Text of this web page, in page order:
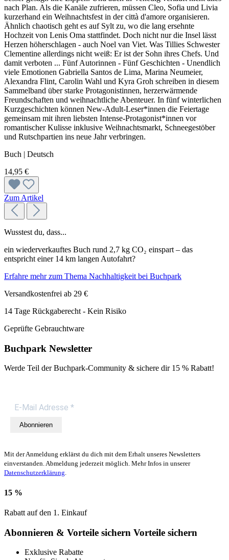
nach Plan. Als die Kanäle zufrieren, müssen Cleo, Sofia und Livia
kurzerhand ein Weihnachtsfest in der città d'amore organisieren.
Ähnlich chaotisch geht es auf Sylt zu, wo die lang ersehnte
Hochzeit von Lenis Oma stattfindet. Doch nicht nur die Insel lässt
Herzen höherschlagen - auch Noel van Viet. Was Tillies Schwester
Clementine allerdings nicht weiß: Er ist der Sohn ihres Chefs. Und
damit verboten ... Fünf Autorinnen - Fünf Geschichten - Unendlich
viele Emotionen Gabriella Santos de Lima, Marina Neumeier,
Alexandra Flint, Carolin Wahl und Kyra Groh schreiben in diesem
Sammelband über starke Protagonistinnen, herzerwärmende
Freundschaften und weihnachtliche Abenteuer. In fünf winterlichen
Kurzgeschichten können New-Adult-Leser*innen die Feiertage
gemeinsam mit ihren liebsten Intense-Protagonist*innen vor
romantischer Kulisse inklusive Weihnachtsmarkt, Schneegestöber
und Rutschpartien ins neue Jahr verbringen.
Buch | Deutsch
14,95 €
Zum Artikel
Wusstest du, dass...
ein wiederverkauftes Buch rund 2,7 kg CO₂ einspart – das
entspricht einer 14 km langen Autofahrt?
Erfahre mehr zum Thema Nachhaltigkeit bei Buchpark
Versandkostenfrei ab 29 €
14 Tage Rückgaberecht - Kein Risiko
Geprüfte Gebrauchtware
Buchpark Newsletter
Werde Teil der Buchpark-Community & sichere dir 15 % Rabatt!
Abonnieren
Mit der Anmeldung erklärst du dich mit dem Erhalt unseres Newsletters
einverstanden. Abmeldung jederzeit möglich. Mehr Infos in unserer
Datenschutzerklärung.
15 %
Rabatt auf den 1. Einkauf
Abonnieren & Vorteile sichern Vorteile sichern
Exklusive Rabatte